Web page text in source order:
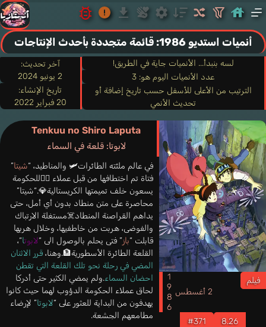
أنميات استديو 1986: قائمة متجددة بأحدث الإنتاجات
لسه بنبدأ... الأنميات جاية في الطريق!
عدد الأنميات اليوم هو: 3
الترتيب من الأعلى للأسفل حسب تاريخ إضافة أو
تحديث الأنمي
آخر تحديث:
2 يونيو 2024
تاريخ الإنشاء:
20 فبراير 2022
Tenkuu no Shiro Laputa
لابوتا: قلعة في السماء
فيلم
2 أغسطس
1986
8.26
#371
في عالم ملئته الطائرات🛩️ والمناطيد، “شيتا”
فتاة تم اختطافها من قبل عملاء 🕵️‍♂️للحكومة
يسعون خلف تميمتها الكريستالية💎.“شيتا”
محاصرة على متن منطاد بدون أي أمل، حتى
يداهم القراصنة المنطاد☠️مستغلة الارتباك
والفوضى، هربت من خاطفيها، وخلال هربها
قابلت “باز” فتى يحلم بالوصول الى “لابوتا“،
القلعة الطائرة الأسطورية🏦.وهنا، قرر الاثنان
المضي في رحلة نحو تلك القلعة التي تقطن
احضان السماء.ولم يمضي الكثير حتى أدركا
لحاق عملاء الحكومة الدؤوب لهما حيث كانوا
يهدفون من البداية للعثور على “لابوتا” لإرضاء
مطامعهم الجشعة.